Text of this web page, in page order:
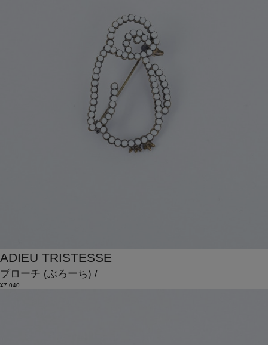
ADIEU TRISTESSE
ブローチ (ぶろーち) /
¥7,040